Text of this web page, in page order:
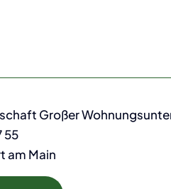
Großer
55
am Main